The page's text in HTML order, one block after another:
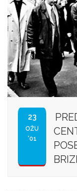
23
OŽU
'01